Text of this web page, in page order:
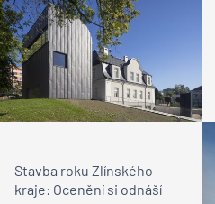
Stavba roku Zlínského
kraje: Ocenění si odnáší